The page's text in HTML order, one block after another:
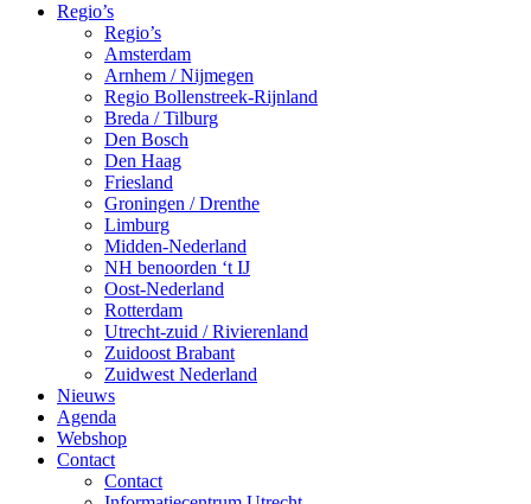
Regio’s
Regio’s
Amsterdam
Arnhem / Nijmegen
Regio Bollenstreek-Rijnland
Breda / Tilburg
Den Bosch
Den Haag
Friesland
Groningen / Drenthe
Limburg
Midden-Nederland
NH benoorden ‘t IJ
Oost-Nederland
Rotterdam
Utrecht-zuid / Rivierenland
Zuidoost Brabant
Zuidwest Nederland
Nieuws
Agenda
Webshop
Contact
Contact